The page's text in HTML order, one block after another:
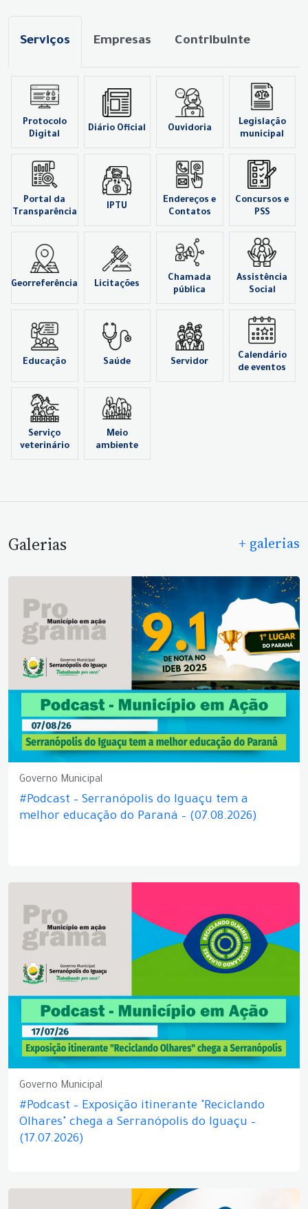
Serviços Empresas Contribuinte
Protocolo
Digital
Diário Oficial Ouvidoria
Legislação
municipal
Portal da
Transparência
IPTU
Endereços e
Contatos
Concursos e
PSS
Georreferência Licitações
Chamada
pública
Assistência
Social
Educação Saúde Servidor
Calendário
de eventos
Serviço
veterinário
Meio
ambiente
Galerias + galerias
Governo Municipal
#Podcast – Serranópolis do Iguaçu tem a
melhor educação do Paraná – (07.08.2026)
Governo Municipal
#Podcast – Exposição itinerante "Reciclando
Olhares" chega a Serranópolis do Iguaçu –
(17.07.2026)